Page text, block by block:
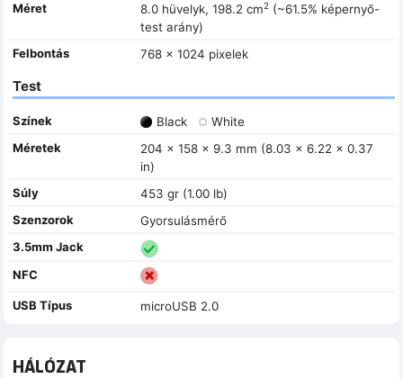
Méret
8.0 hüvelyk, 198.2 cm2(~61.5% képernyő-
test arány)
Felbontás
768 x 1024 pixelek
Test
Színek Black
White
Méretek
204 x 158 x 9.3 mm (8.03 x 6.22 x 0.37
in)
Súly
453 gr (1.00 lb)
Szenzorok
Gyorsulásmérő
3.5mm Jack
NFC
USB Típus microUSB 2.0
HÁLÓZAT